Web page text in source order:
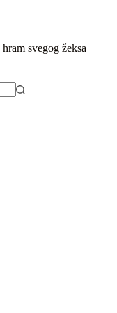
hram svegog žeksa